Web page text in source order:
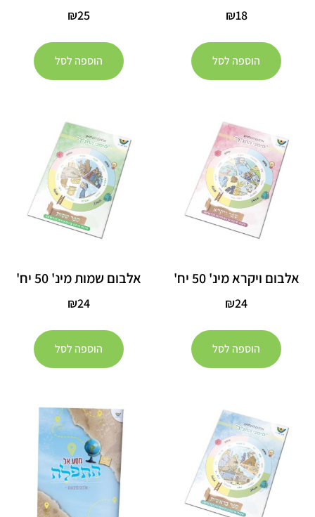
₪18
הוספה לסל
₪25
הוספה לסל
אלבום ויקרא מינ' 50 יח'
₪24
הוספה לסל
אלבום שמות מינ' 50 יח'
₪24
הוספה לסל